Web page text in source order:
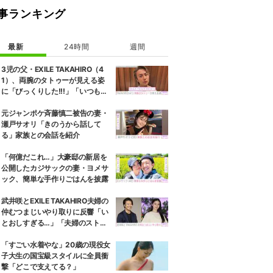
ランキング
最新 24時間 週間
3児の父・EXILE TAKAHIRO（4
1）、両腕のタトゥーが見える姿
に「びっくりした!!!」「いつもと
の反響
元ジャンポケ斉藤慎二被告の妻・
瀬戸サオリ「きのうから話して
る」家族との会話を紹介
「何億だこれ…」大豪邸の新居を
公開したカジサックの妻・ヨメサ
ック、簡単な手作りごはんを披露
武井咲とEXILE TAKAHIRO夫婦の
仲むつまじいやり取りに反響「い
とおしすぎる…」「夫婦のストー
「すごい水着やな」20歳の現役女
子大生の国宝級スタイルに全員衝
撃「どこで支えてる？」